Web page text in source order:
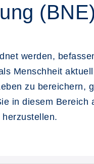
(BNE)
werden,
Menschheit
zu bereichern,
in diesem Bereich